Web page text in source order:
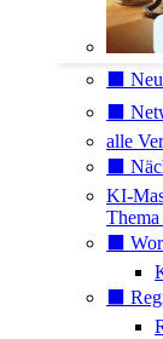
⬛️
⬛️
alle
⬛️
KI-
⬛️
⬛️